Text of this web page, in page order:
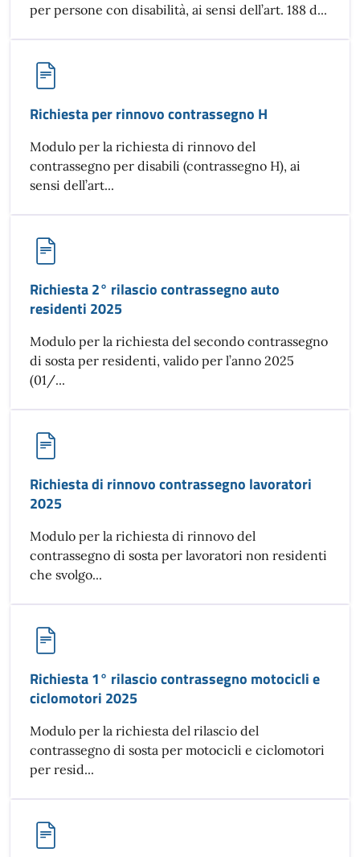
per persone con disabilità, ai sensi dell’art. 188 d...
Richiesta per rinnovo contrassegno H
Modulo per la richiesta di rinnovo del
contrassegno per disabili (contrassegno H), ai
sensi dell’art...
Richiesta 2° rilascio contrassegno auto
residenti 2025
Modulo per la richiesta del secondo contrassegno
di sosta per residenti, valido per l’anno 2025
(01/...
Richiesta di rinnovo contrassegno lavoratori
2025
Modulo per la richiesta di rinnovo del
contrassegno di sosta per lavoratori non residenti
che svolgo...
Richiesta 1° rilascio contrassegno motocicli e
ciclomotori 2025
Modulo per la richiesta del rilascio del
contrassegno di sosta per motocicli e ciclomotori
per resid...